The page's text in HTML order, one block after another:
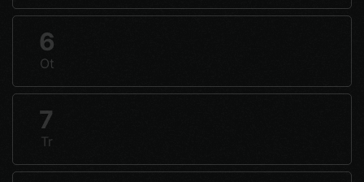
6
Ot
7
Tr